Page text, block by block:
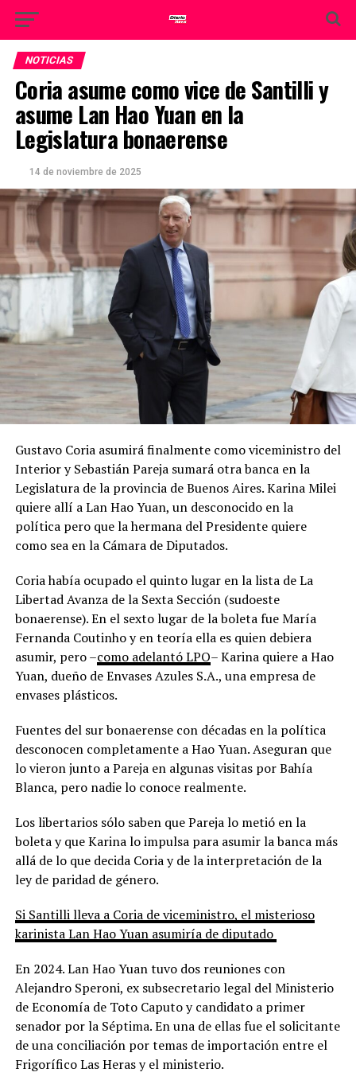
NOTICIAS
Coria asume como vice de Santilli y
asume Lan Hao Yuan en la
Legislatura bonaerense
14 de noviembre de 2025
Gustavo Coria asumirá finalmente como viceministro del
Interior y Sebastián Pareja sumará otra banca en la
Legislatura de la provincia de Buenos Aires. Karina Milei
quiere allí a Lan Hao Yuan, un desconocido en la
política pero que la hermana del Presidente quiere
como sea en la Cámara de Diputados.
Coria había ocupado el quinto lugar en la lista de La
Libertad Avanza de la Sexta Sección (sudoeste
bonaerense). En el sexto lugar de la boleta fue María
Fernanda Coutinho y en teoría ella es quien debiera
asumir, pero –como adelantó LPO– Karina quiere a Hao
Yuan, dueño de Envases Azules S.A., una empresa de
envases plásticos.
Fuentes del sur bonaerense con décadas en la política
desconocen completamente a Hao Yuan. Aseguran que
lo vieron junto a Pareja en algunas visitas por Bahía
Blanca, pero nadie lo conoce realmente.
Los libertarios sólo saben que Pareja lo metió en la
boleta y que Karina lo impulsa para asumir la banca más
allá de lo que decida Coria y de la interpretación de la
ley de paridad de género.
Si Santilli lleva a Coria de viceministro, el misterioso
karinista Lan Hao Yuan asumiría de diputado
En 2024. Lan Hao Yuan tuvo dos reuniones con
Alejandro Speroni, ex subsecretario legal del Ministerio
de Economía de Toto Caputo y candidato a primer
senador por la Séptima. En una de ellas fue el solicitante
de una conciliación por temas de importación entre el
Frigorífico Las Heras y el ministerio.